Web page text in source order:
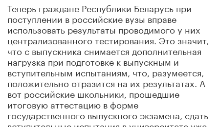
Теперь граждане Республики Беларусь при
поступлении в российские вузы вправе
использовать результаты проводимого у них
централизованного тестирования. Это значит,
что с выпускника снимается дополнительная
нагрузка при подготовке к выпускным и
вступительным испытаниям, что, разумеется,
положительно отразится на их результатах. А
вот российские школьники, прошедшие
итоговую аттестацию в форме
государственного выпускного экзамена, сдать